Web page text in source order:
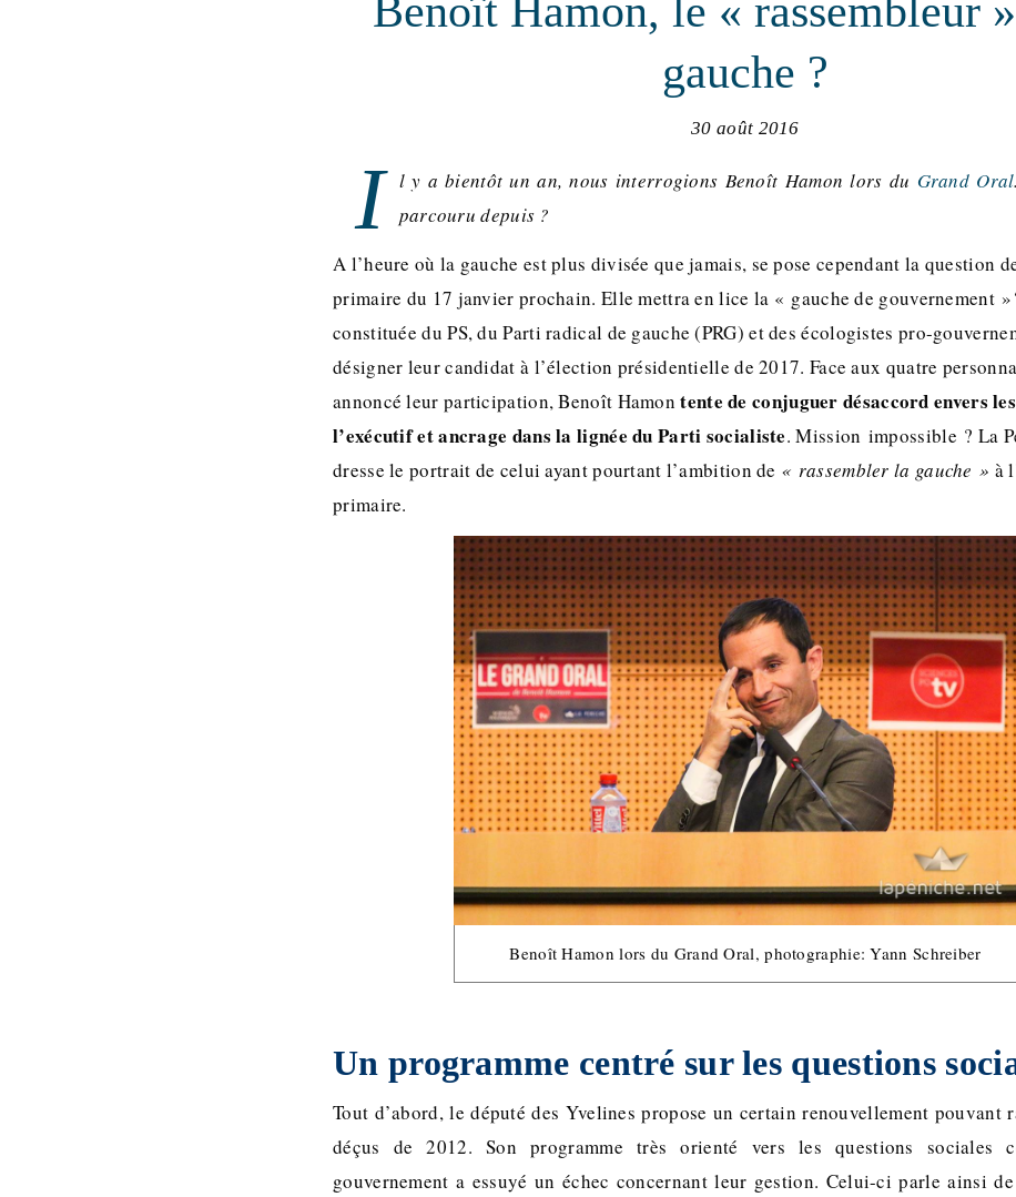
Benoît Hamon, le « rassembleur
gauche ?
30 août 2016
I l y a bientôt un an, nous interrogions Benoît Hamon lors du Grand Oral
parcouru depuis ?
A l’heure où la gauche est plus divisée que jamais, se pose cependant la question
primaire du 17 janvier prochain. Elle mettra en lice la « gauche de gouvernement
constituée du PS, du Parti radical de gauche (PRG) et des écologistes pro-
désigner leur candidat à l’élection présidentielle de 2017. Face aux quatre
annoncé leur participation, Benoît Hamontente de conjuguer désaccord envers
l’exécutif et ancrage dans la lignée du Parti socialiste. Mission impossible ? La
dresse le portrait de celui ayant pourtant l’ambition de « rassembler la gauche » à
primaire.
Benoît Hamon lors du Grand Oral, photographie: Yann Schreiber
Un programme centré sur les questions
Tout d’abord, le député des Yvelines propose un certain renouvellement pouvant
déçus de 2012. Son programme très orienté vers les questions sociales
gouvernement a essuyé un échec concernant leur gestion. Celui-ci parle ainsi